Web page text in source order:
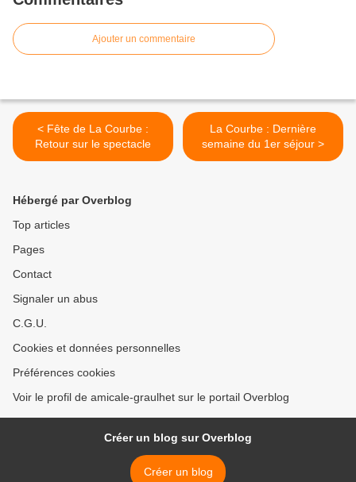
Ajouter un commentaire
< Fête de La Courbe :
Retour sur le spectacle
La Courbe : Dernière
semaine du 1er séjour >
Hébergé par Overblog
Top articles
Pages
Contact
Signaler un abus
C.G.U.
Cookies et données personnelles
Préférences cookies
Voir le profil de amicale-graulhet sur le portail Overblog
Créer un blog sur Overblog
Créer un blog